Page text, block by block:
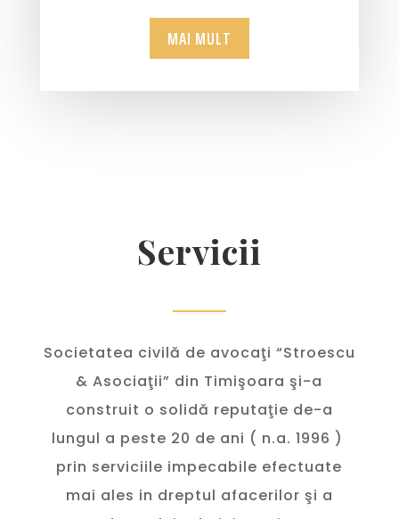
MAI MULT
Servicii
Societatea civilă de avocaţi “Stroescu
& Asociaţii” din Timişoara şi-a
construit o solidă reputaţie de-a
lungul a peste 20 de ani ( n.a. 1996 )
prin serviciile impecabile efectuate
mai ales in dreptul afacerilor şi a